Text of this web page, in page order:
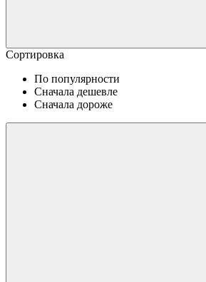
Сортировка
По популярности
Сначала дешевле
Сначала дороже